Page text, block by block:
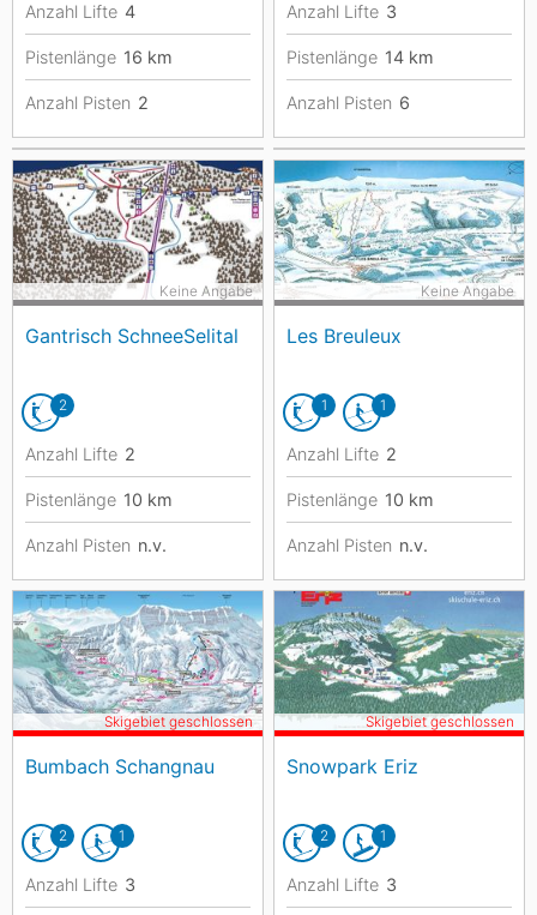
Anzahl Lifte 4
Pistenlänge 16 km
Anzahl Pisten 2
Anzahl Lifte 3
Pistenlänge 14 km
Anzahl Pisten 6
Gantrisch SchneeSelital
Keine Angabe
2
Anzahl Lifte 2
Pistenlänge 10 km
Anzahl Pisten n.v.
Les Breuleux
Keine Angabe
1 1
Anzahl Lifte 2
Pistenlänge 10 km
Anzahl Pisten n.v.
Bumbach Schangnau
Skigebiet geschlossen
2 1
Anzahl Lifte 3
Snowpark Eriz
Skigebiet geschlossen
2 1
Anzahl Lifte 3